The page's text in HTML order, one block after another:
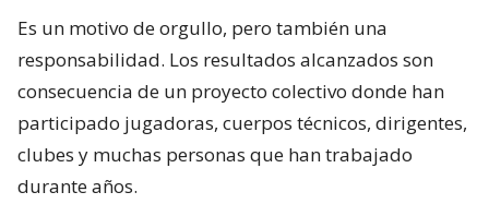
Es un motivo de orgullo, pero también una
responsabilidad. Los resultados alcanzados son
consecuencia de un proyecto colectivo donde han
participado jugadoras, cuerpos técnicos, dirigentes,
clubes y muchas personas que han trabajado
durante años.